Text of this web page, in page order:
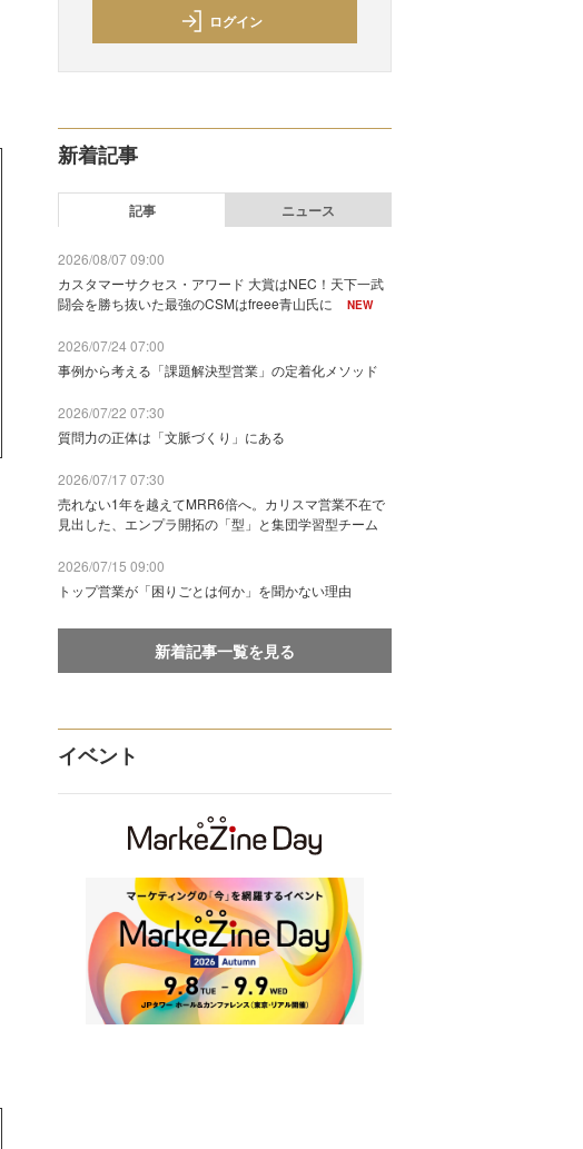
ログイン
新着記事
記事 ニュース
2026/08/07 09:00
カスタマーサクセス・アワード 大賞はNEC！天下一武
闘会を勝ち抜いた最強のCSMはfreee青山氏に
NEW
2026/07/24 07:00
事例から考える「課題解決型営業」の定着化メソッド
2026/07/22 07:30
質問力の正体は「文脈づくり」にある
2026/07/17 07:30
売れない1年を越えてMRR6倍へ。カリスマ営業不在で
見出した、エンプラ開拓の「型」と集団学習型チーム
2026/07/15 09:00
トップ営業が「困りごとは何か」を聞かない理由
新着記事一覧を見る
イベント